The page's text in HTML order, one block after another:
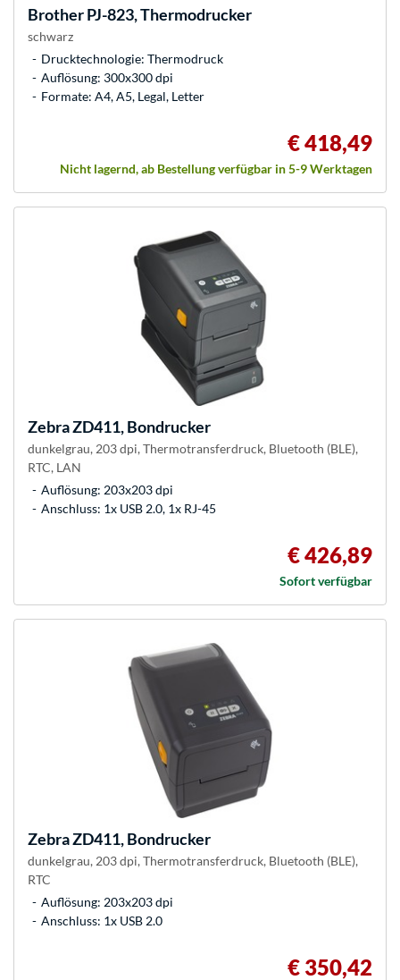
BrotherPJ-823, Thermodrucker
schwarz
Drucktechnologie: Thermodruck
Auflösung: 300x300 dpi
Formate: A4, A5, Legal, Letter
€ 418,49
Nicht lagernd, ab Bestellung verfügbar in 5-9 Werktagen
ZebraZD411, Bondrucker
dunkelgrau, 203 dpi, Thermotransferdruck, Bluetooth (BLE),
RTC, LAN
Auflösung: 203x203 dpi
Anschluss: 1x USB 2.0, 1x RJ-45
€ 426,89
Sofort verfügbar
ZebraZD411, Bondrucker
dunkelgrau, 203 dpi, Thermotransferdruck, Bluetooth (BLE),
RTC
Auflösung: 203x203 dpi
Anschluss: 1x USB 2.0
€ 350,42